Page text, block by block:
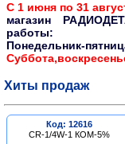
С 1 июня по 31
магазин
работы:
Понедельник-
Хиты продаж
Код: 12616
CR-1/4W-1 КОМ-5%